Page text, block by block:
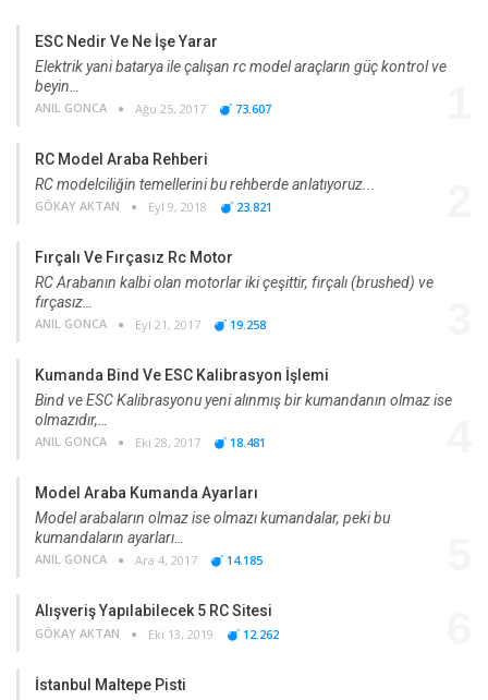
ESC Nedir Ve Ne İşe Yarar
Elektrik yani batarya ile çalışan rc model araçların güç kontrol ve
beyin…
ANIL GONCA Ağu 25, 2017 73.607
RC Model Araba Rehberi
RC modelciliğin temellerini bu rehberde anlatıyoruz...
GÖKAY AKTAN Eyl 9, 2018 23.821
Fırçalı Ve Fırçasız Rc Motor
RC Arabanın kalbi olan motorlar iki çeşittir, fırçalı (brushed) ve
fırçasız…
ANIL GONCA Eyl 21, 2017 19.258
Kumanda Bind Ve ESC Kalibrasyon İşlemi
Bind ve ESC Kalibrasyonu yeni alınmış bir kumandanın olmaz ise
olmazıdır,…
ANIL GONCA Eki 28, 2017 18.481
Model Araba Kumanda Ayarları
Model arabaların olmaz ise olmazı kumandalar, peki bu
kumandaların ayarları…
ANIL GONCA Ara 4, 2017 14.185
Alışveriş Yapılabilecek 5 RC Sitesi
GÖKAY AKTAN Eki 13, 2019 12.262
İstanbul Maltepe Pisti